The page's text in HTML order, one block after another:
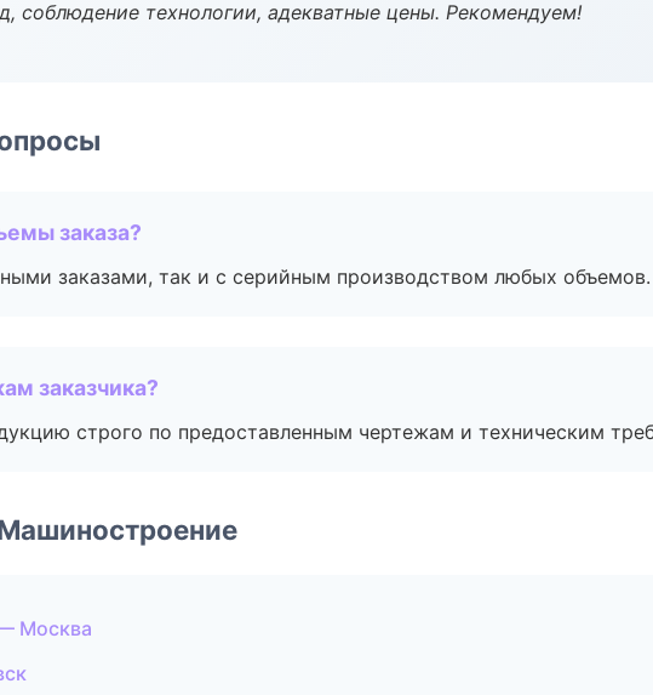
соблюдение технологии, адекватные цены. Рекомендуем!
заказа?
заказами, так и с серийным производством любых объемов.
заказчика?
строго по предоставленным чертежам и техническим
Москва